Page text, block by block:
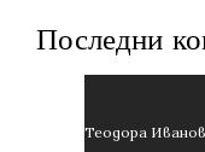
Последни
Теодора